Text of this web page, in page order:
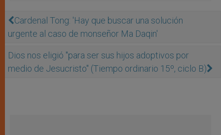
Cardenal Tong: 'Hay que buscar una solución
urgente al caso de monseñor Ma Daqin'
Dios nos eligió "para ser sus hijos adoptivos por
medio de Jesucristo" (Tiempo ordinario 15º, ciclo B)